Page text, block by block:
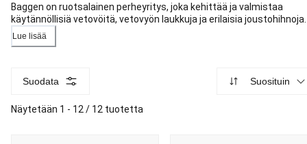
Baggen on ruotsalainen perheyritys, joka kehittää ja valmistaa
käytännöllisiä vetovöitä, vetovyön laukkuja ja erilaisia joustohihnoja.
Lue lisää
Suodata Suosituin
Näytetään 1 - 12 / 12 tuotetta